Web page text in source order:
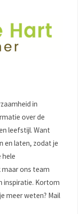
in
over de
leefstijl. Want
en laten, zodat je
hele
maar ons team
inspiratie. Kortom
meer weten? Mail